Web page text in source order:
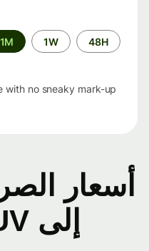
الفترة
الزمنية
48H
1W
1M
with no sneaky mark-up
إلى VUV اليوم